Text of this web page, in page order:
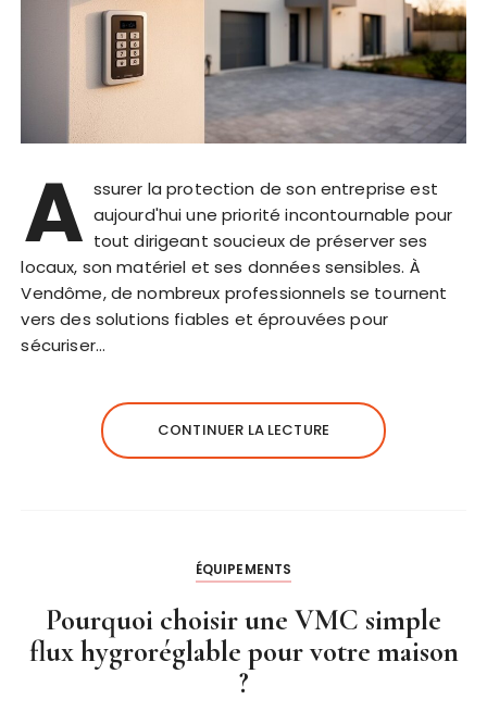
A ssurer la protection de son entreprise est
aujourd'hui une priorité incontournable pour
tout dirigeant soucieux de préserver ses
locaux, son matériel et ses données sensibles. À
Vendôme, de nombreux professionnels se tournent
vers des solutions fiables et éprouvées pour
sécuriser…
CONTINUER LA LECTURE
ÉQUIPEMENTS
Pourquoi choisir une VMC simple
flux hygroréglable pour votre maison
?